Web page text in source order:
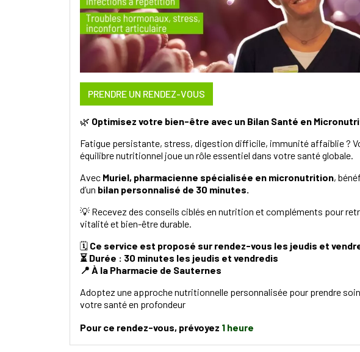
PRENDRE UN RENDEZ-VOUS
🌿 Optimisez votre bien-être avec un Bilan Santé en
Fatigue persistante, stress, digestion difficile, immunité affaiblie ?
équilibre nutritionnel joue un rôle essentiel dans votre santé globale.
Avec Muriel, pharmacienne spécialisée en micronutrition,
d’un bilan personnalisé de 30 minutes.
💡 Recevez des conseils ciblés en nutrition et compléments pour
vitalité et bien-être durable.
🗓️ Ce service est proposé sur rendez-vous les jeudis et
⏳ Durée : 30 minutes les jeudis et vendredis
📍 À la Pharmacie de Sauternes
Adoptez une approche nutritionnelle personnalisée pour prendre
votre santé en profondeur
Pour ce rendez-vous, prévoyez 1 heure